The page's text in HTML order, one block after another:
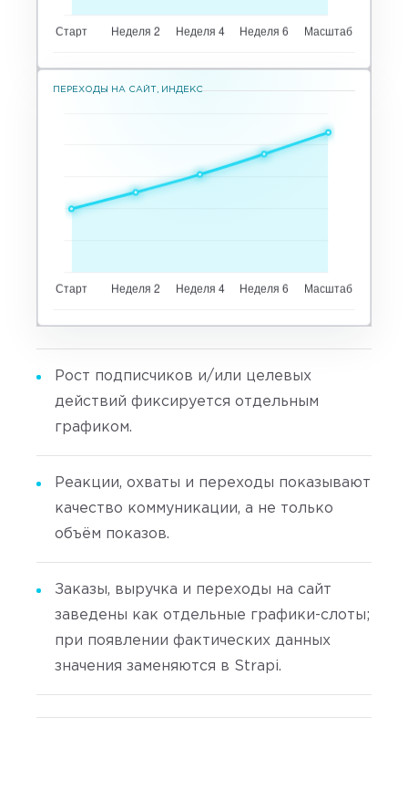
ПЕРЕХОДЫ НА САЙТ, ИНДЕКС
Рост подписчиков и/или целевых
действий фиксируется отдельным
графиком.
Реакции, охваты и переходы показывают
качество коммуникации, а не только
объём показов.
Заказы, выручка и переходы на сайт
заведены как отдельные графики-слоты;
при появлении фактических данных
значения заменяются в Strapi.